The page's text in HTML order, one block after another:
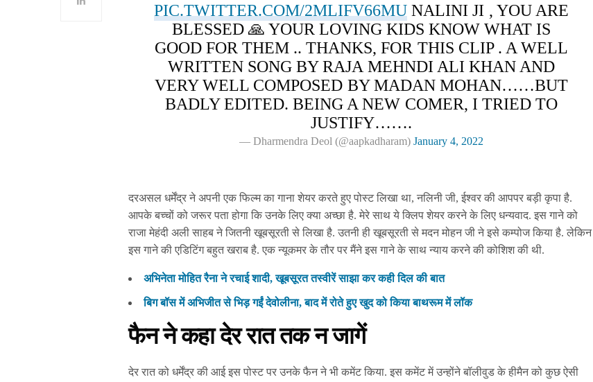
PIC.TWITTER.COM/2MLIFV66MU NALINI JI , YOU ARE
BLESSED 🙏 YOUR LOVING KIDS KNOW WHAT IS
GOOD FOR THEM .. THANKS, FOR THIS CLIP . A WELL
WRITTEN SONG BY RAJA MEHNDI ALI KHAN AND
VERY WELL COMPOSED BY MADAN MOHAN……BUT
BADLY EDITED. BEING A NEW COMER, I TRIED TO
JUSTIFY…….
— Dharmendra Deol (@aapkadharam) January 4, 2022
दरअसल धर्मेंद्र ने अपनी एक फिल्म का गाना शेयर करते हुए पोस्ट लिखा था, नलिनी जी, ईश्वर की आपपर बड़ी कृपा है.
आपके बच्चों को जरूर पता होगा कि उनके लिए क्या अच्छा है. मेरे साथ ये क्लिप शेयर करने के लिए धन्यवाद. इस गाने को
राजा मेहंदी अली साहब ने जितनी खूबसूरती से लिखा है. उतनी ही खूबसूरती से मदन मोहन जी ने इसे कम्पोज किया है. लेकिन
इस गाने की एडिटिंग बहुत खराब है. एक न्यूकमर के तौर पर मैंने इस गाने के साथ न्याय करने की कोशिश की थी.
अभिनेता मोहित रैना ने रचाई शादी, खूबसूरत तस्वीरें साझा कर कही दिल की बात
बिग बॉस में अभिजीत से भिड़ गईं देवोलीना, बाद में रोते हुए खुद को किया बाथरूम में लॉक
फैन ने कहा देर रात तक न जागें
देर रात को धर्मेंद्र की आई इस पोस्ट पर उनके फैन ने भी कमेंट किया. इस कमेंट में उन्होंने बॉलीवुड के हीमैन को कुछ ऐसी